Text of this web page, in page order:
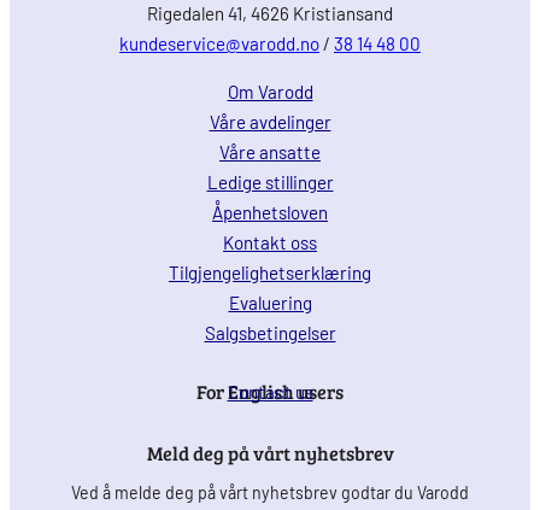
Rigedalen 41, 4626 Kristiansand
kundeservice@varodd.no / 38 14 48 00
Om Varodd
Våre avdelinger
Våre ansatte
Ledige stillinger
Åpenhetsloven
Kontakt oss
Tilgjengelighetserklæring
Evaluering
Salgsbetingelser
For English users
Contact us
Meld deg på vårt nyhetsbrev
Ved å melde deg på vårt nyhetsbrev godtar du Varodd